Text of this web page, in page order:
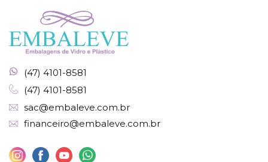
(47) 4101-8581
(47) 4101-8581
sac@embaleve.com.br
financeiro@embaleve.com.br